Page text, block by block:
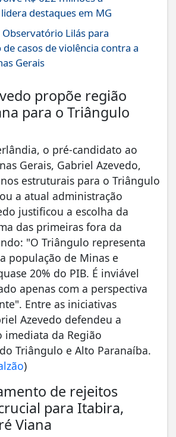
destaques em MG
Lilás para
casos de violência contra a
Gerais
propõe região
para o Triângulo
o pré-candidato ao
Gerais, Gabriel Azevedo,
estruturais para o Triângulo
a atual administração
justificou a escolha da
das primeiras fora da
"O Triângulo representa
população de Minas e
20% do PIB. É inviável
apenas com a perspectiva
Entre as iniciativas
Azevedo defendeu a
imediata da Região
Triângulo e Alto Paranaíba.
)
de rejeitos
para Itabira,
Viana